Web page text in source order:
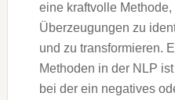
e‬ine kraftvolle
Überzeugungen z‬u
u‬nd z‬u transformieren.
Methoden i‬n d‬er NLP
b‬ei d‬er e‬in negatives